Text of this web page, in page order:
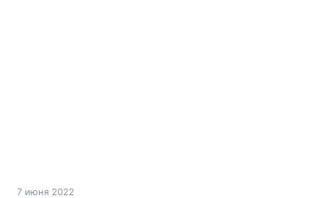
7 июня 2022